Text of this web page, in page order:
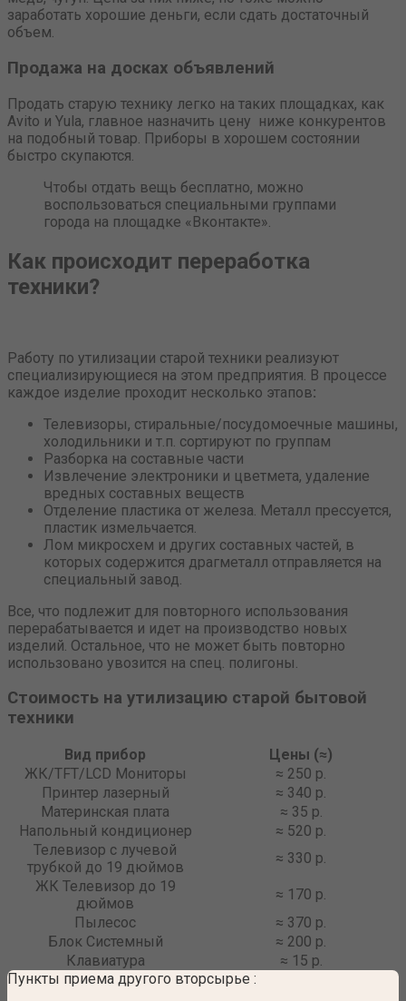
заработать хорошие деньги, если сдать достаточный
объем.
Продажа на досках объявлений
Продать старую технику легко на таких площадках, как
Avito и Yula, главное назначить цену ниже конкурентов
на подобный товар. Приборы в хорошем состоянии
быстро скупаются.
Чтобы отдать вещь бесплатно, можно
воспользоваться специальными группами
города на площадке «Вконтакте».
Как происходит переработка
техники?
Работу по утилизации старой техники реализуют
специализирующиеся на этом предприятия. В процессе
каждое изделие проходит несколько этапов:
Телевизоры, стиральные/посудомоечные машины,
холодильники и т.п. сортируют по группам
Разборка на составные части
Извлечение электроники и цветмета, удаление
вредных составных веществ
Отделение пластика от железа. Металл прессуется,
пластик измельчается.
Лом микросхем и других составных частей, в
которых содержится драгметалл отправляется на
специальный завод.
Все, что подлежит для повторного использования
перерабатывается и идет на производство новых
изделий. Остальное, что не может быть повторно
использовано увозится на спец. полигоны.
Стоимость на утилизацию старой бытовой
техники
Вид прибор
Цены (≈)
ЖК/TFT/LCD Мониторы
≈ 250 р.
Принтер лазерный
≈ 340 р.
Материнская плата
≈ 35 р.
Напольный кондиционер
≈ 520 р.
Телевизор с лучевой
трубкой до 19 дюймов
≈ 330 р.
ЖК Телевизор до 19
дюймов
≈ 170 р.
Пылесос
≈ 370 р.
Блок Системный
≈ 200 р.
Клавиатура
≈ 15 р.
Пункты приема другого вторсырье :